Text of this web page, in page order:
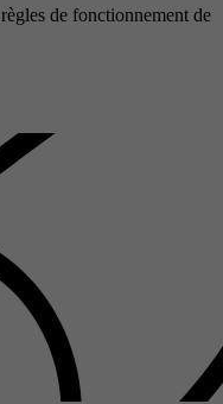
règles de fonctionnement de